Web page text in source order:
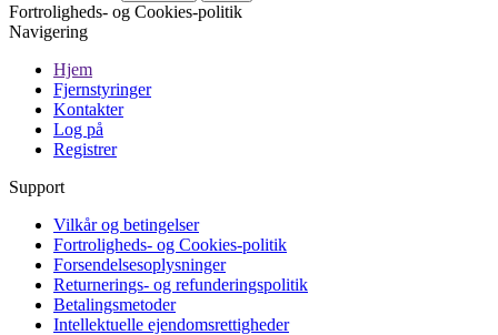
Fortroligheds- og Cookies-politik
Navigering
Hjem
Fjernstyringer
Kontakter
Log på
Registrer
Support
Vilkår og betingelser
Fortroligheds- og Cookies-politik
Forsendelsesoplysninger
Returnerings- og refunderingspolitik
Betalingsmetoder
Intellektuelle ejendomsrettigheder